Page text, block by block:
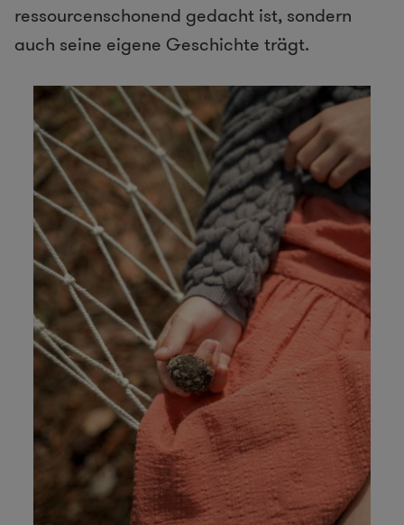
ressourcenschonend gedacht ist, sondern
auch seine eigene Geschichte trägt.